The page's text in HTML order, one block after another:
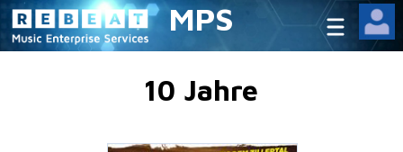
MPS
10 Jahre